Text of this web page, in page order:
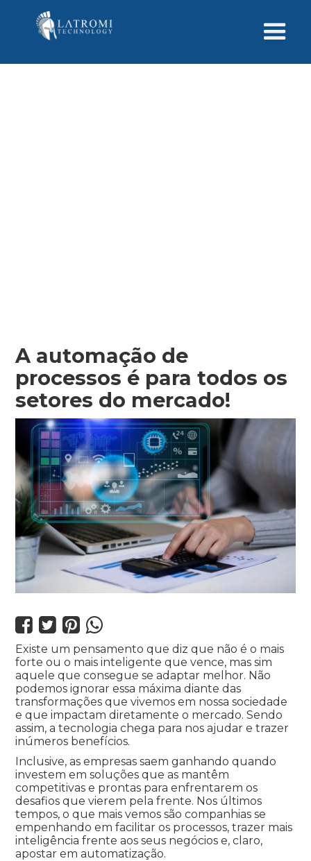
A automação de
processos é para todos os
setores do mercado!
   
Existe um pensamento que diz que não é o mais
forte ou o mais inteligente que vence, mas sim
aquele que consegue se adaptar melhor. Não
podemos ignorar essa máxima diante das
transformações que vivemos em nossa sociedade
e que impactam diretamente o mercado. Sendo
assim, a tecnologia chega para nos ajudar e trazer
inúmeros benefícios.
Inclusive, as empresas saem ganhando quando
investem em soluções que as mantêm
competitivas e prontas para enfrentarem os
desafios que vierem pela frente. Nos últimos
tempos, o que mais vemos são companhias se
empenhando em facilitar os processos, trazer mais
inteligência frente aos seus negócios e, claro,
apostar em automatização.